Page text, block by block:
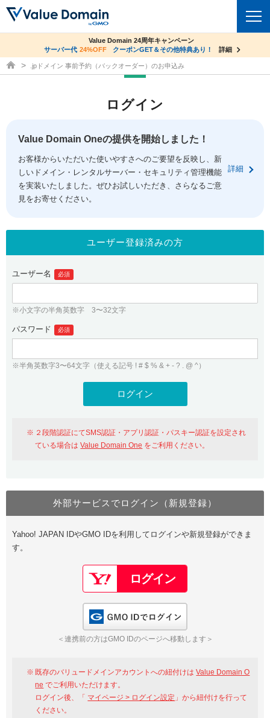
ドメイントップ
ドメイン移管
ドメイン価格一覧
ドメイン一括検索
.jpドメインオークション
gTLDオークション NEW!
.jpドメインバックオーダー
プレミアムドメイン
人気ドメインの種類
WHOIS検索
コアサーバー
バリューサーバー
XREA
セキュリティトップ
Value Domain ネットde診断
SSL証明書
サービストップ
お得意様割引
紹介制度
バリュードメインAPI
ドメイン・ホスティングOEM
facebook
ログイン
従来のバリュードメインをご利用希望の方
Value Domainにログイン
おすすめ One レンタルサーバーを含む最新の機能を使う方
Value Domain Oneにログイン
Google
GMO ID Amazon
※AmazonはValue Domain Oneのログイン画面へ遷移します
ユーザー登録
Value Domain Oneアカウント作成
以下でも登録可能
Google Yahoo!
GMO ID
co.jpドメイン✕コアサーバーV2ビジネス応援キャンペーン
サーバー料金1年間無料
詳細
Value Domain 24周年キャンペーン
サーバー代 24%OFF クーポンGET＆その他特典あり！ 詳細
ドメイン取得ならバリュードメイン
.jpドメイン 事前予約（バックオーダー）のお申込み
ログイン
Value Domain Oneの提供を開始しました！
お客様からいただいた使いやすさへのご要望を反映し、新
しいドメイン・レンタルサーバー・セキュリティ管理機能
を実装いたしました。ぜひお試しいただき、さらなるご意
見をお寄せください。
詳細
ユーザー登録済みの方
ユーザー名 必須
※小文字の半角英数字 3〜32文字
パスワード 必須
※半角英数字3〜64文字（使える記号 ! # $ % & + - ? . @ ^）
２段階認証にてSMS認証・アプリ認証・パスキー認証を設定され
ている場合はValue Domain One をご利用ください。
外部サービスでログイン（新規登録）
Yahoo! JAPAN IDやGMO IDを利用してログインや新規登録ができま
す。
＜連携前の方はGMO IDのページへ移動します＞
既存のバリュードメインアカウントへの紐付けはValue Domain O
ne でご利用いただけます。
ログイン後、「 マイページ > ログイン設定 」から紐付けを行って
ください。